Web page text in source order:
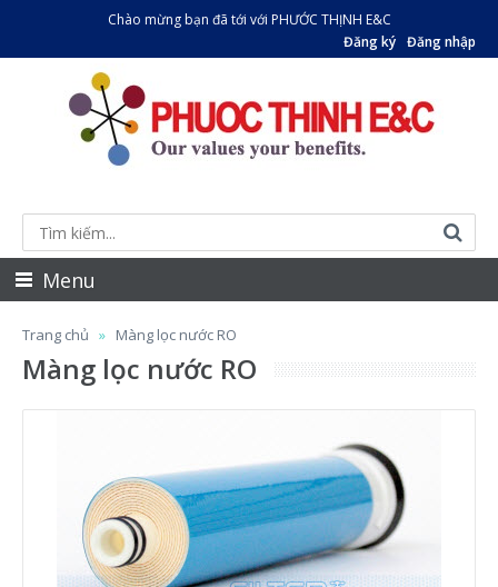
Chào mừng bạn đã tới với PHƯỚC THỊNH E&C
Đăng ký Đăng nhập
Menu
Trang chủ Màng lọc nước RO
Màng lọc nước RO